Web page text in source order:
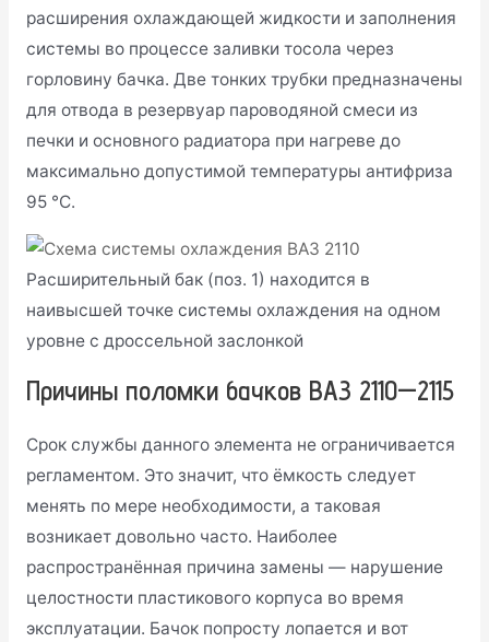
расширения охлаждающей жидкости и заполнения
системы во процессе заливки тосола через
горловину бачка. Две тонких трубки предназначены
для отвода в резервуар пароводяной смеси из
печки и основного радиатора при нагреве до
максимально допустимой температуры антифриза
95 °С.
Расширительный бак (поз. 1) находится в
наивысшей точке системы охлаждения на одном
уровне с дроссельной заслонкой
Причины поломки бачков ВАЗ 2110—2115
Срок службы данного элемента не ограничивается
регламентом. Это значит, что ёмкость следует
менять по мере необходимости, а таковая
возникает довольно часто. Наиболее
распространённая причина замены — нарушение
целостности пластикового корпуса во время
эксплуатации. Бачок попросту лопается и вот